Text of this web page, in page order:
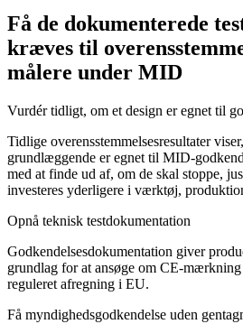
Få de dokumenterede
kræves til
målere under MID
Vurdér tidligt, om et design er egnet til
Tidlige overensstemmelsesresultater
grundlæggende er egnet til MID-
med at finde ud af, om de skal stoppe,
investeres yderligere i værktøj,
Opnå teknisk testdokumentation
Godkendelsesdokumentation giver
grundlag for at ansøge om CE-
reguleret afregning i EU.
Få myndighedsgodkendelse uden